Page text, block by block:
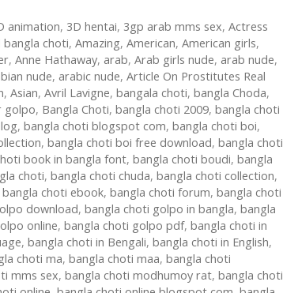
animation, 3D hentai, 3gp arab mms sex,Actress
bangla choti, Amazing, American, American girls,
, Anne Hathaway, arab, Arab girls nude, arab nude,
nude, arabic nude, Article On Prostitutes Real
, Asian, Avril Lavigne, bangala choti, bangla Choda,
golpo, Bangla Choti, bangla choti 2009, bangla choti
, bangla choti blogspot com, bangla choti boi,
, bangla choti boi free download, bangla choti
book in bangla font, bangla choti boudi, bangla
choti, bangla choti chuda, bangla choti collection,
bangla choti ebook, bangla choti forum, bangla choti
download, bangla choti golpo in bangla, bangla
online, bangla choti golpo pdf, bangla choti in
, bangla choti in Bengali, bangla choti in English,
choti ma, bangla choti maa, bangla choti
mms sex, bangla choti modhumoy rat, bangla choti